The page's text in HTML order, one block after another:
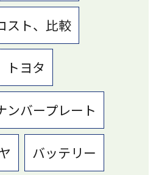
スト、比較
トヨタ
ンバープレート
バッテリー